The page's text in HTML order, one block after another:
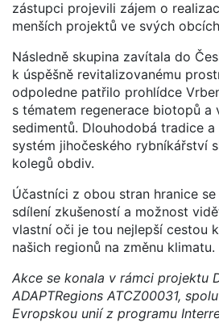
zástupci projevili zájem o
menších projektů ve svých
Následně skupina zavítala do
k úspěšně revitalizovanému
odpoledne patřilo prohlídce
s tématem regenerace biotopů a
sedimentů. Dlouhodobá tradice
systém jihočeského rybníkářství
kolegů obdiv.
Účastníci z obou stran hranice
sdílení zkušeností a možnost
vlastní oči je tou nejlepší cestou
našich regionů na změnu klimatu.
Akce se konala v rámci projektu
ADAPTRegions ATCZ00031,
Evropskou unií z programu